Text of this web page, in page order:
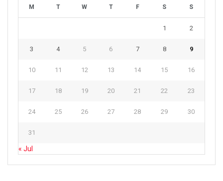
M T W T F S S
1 2
3 4 5 6 7 8 9
10 11 12 13 14 15 16
17 18 19 20 21 22 23
24 25 26 27 28 29 30
31
« Jul